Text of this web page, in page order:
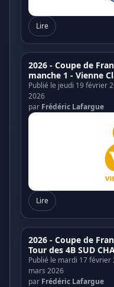
Lire
2026 - Coupe de
manche 1 - Vienne
Publié le jeudi 19 février
2026
par Frédéric Lafargue
Lire
2026 - Coupe de
Tour des 4B SUD
Publié le mardi 17
mars 2026
par Frédéric Lafargue